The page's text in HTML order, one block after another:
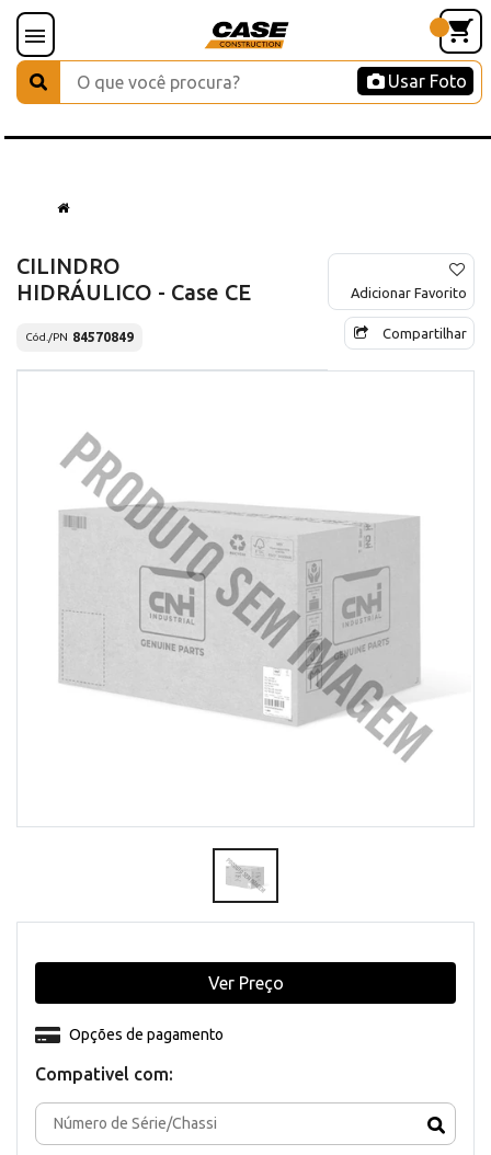
Usar Foto
CILINDRO
HIDRÁULICO - Case CE
Cód./PN 84570849
Adicionar Favorito
Compartilhar
Compativel com:
Opções de pagamento
Ver Preço